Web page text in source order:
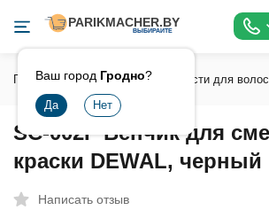
Ваш город Гродно?
Главная Инструмент Кисти для волос
SC-002F Венчик для
краски DEWAL, черный
Написать отзыв